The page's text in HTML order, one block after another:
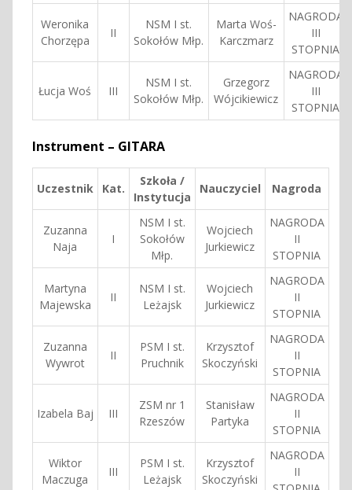
Weronika
Chorzępa
II
NSM I st.
Sokołów Młp.
Marta Woś-
Karczmarz
NAGRODA
III
STOPNIA
Łucja Woś III
NSM I st.
Sokołów Młp.
Grzegorz
Wójcikiewicz
NAGRODA
III
STOPNIA
Instrument – GITARA
Uczestnik Kat.
Szkoła /
Instytucja
Nauczyciel Nagroda
Zuzanna
Naja
I
NSM I st.
Sokołów
Młp.
Wojciech
Jurkiewicz
NAGRODA
II
STOPNIA
Martyna
Majewska
II
NSM I st.
Leżajsk
Wojciech
Jurkiewicz
NAGRODA
II
STOPNIA
Zuzanna
Wywrot
II
PSM I st.
Pruchnik
Krzysztof
Skoczyński
NAGRODA
II
STOPNIA
Izabela Baj III
ZSM nr 1
Rzeszów
Stanisław
Partyka
NAGRODA
II
STOPNIA
Wiktor
Maczuga
III
PSM I st.
Leżajsk
Krzysztof
Skoczyński
NAGRODA
II